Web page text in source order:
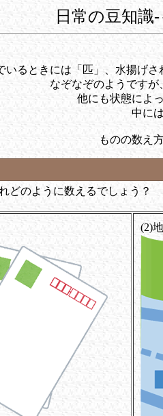
日常の豆知
いるときには「匹」、水揚げ
なぞなぞのようです
他にも状態によ
中に
ものの数え
どのように数えるでしょう？
(2)